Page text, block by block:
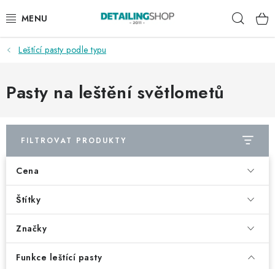
na
AKCE
NOVINKY
DÁRKOVÉ SADY A POUKAZY
ČLÁNKY
Leštící pasty podle typu
Pasty na leštění světlometů
FILTROVAT PRODUKTY
Cena
Štítky
Značky
Funkce leštící pasty